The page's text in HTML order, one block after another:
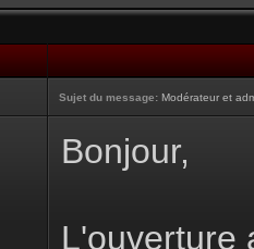
Sujet du message: Modérateur et
Bonjour,
L'ouverture